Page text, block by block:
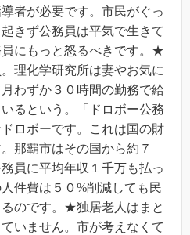
者が必要です。市民がぐっ
きず公務員は平気で生きて
にもっと怒るべきです。★
理化学研究所は妻やお気に
わずか３０時間の勤務で給
るという。「ドロボー公務
ロボーです。これは国の財
那覇市はその国から約７
員に平均年収１千万も払っ
件費は５０%削減しても民
のです。★独居老人はまと
いません。市が考えなくて